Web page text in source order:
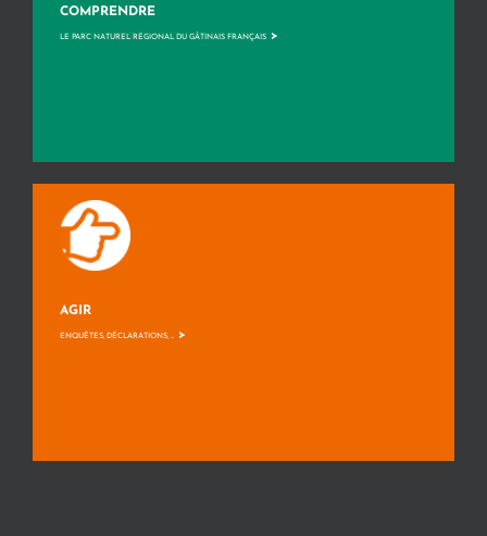
COMPRENDRE
LE PARC NATUREL RÉGIONAL DU GÂTINAIS FRANÇAIS >
AGIR
ENQUÊTES, DÉCLARATIONS, ... >